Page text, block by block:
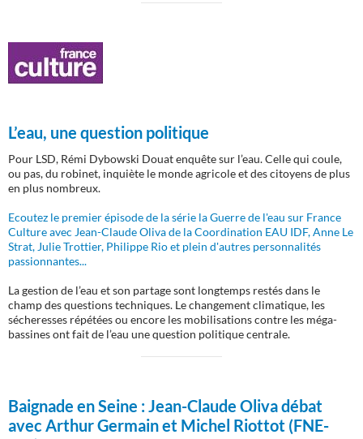
L’eau, une question politique
Pour LSD, Rémi Dybowski Douat enquête sur l’eau. Celle qui coule,
ou pas, du robinet, inquiète le monde agricole et des citoyens de plus
en plus nombreux.
Ecoutez le premier épisode de la série la Guerre de l'eau sur France
Culture avec Jean-Claude Oliva de la Coordination EAU IDF, Anne Le
Strat, Julie Trottier, Philippe Rio et plein d'autres personnalités
passionnantes...
La gestion de l’eau et son partage sont longtemps restés dans le
champ des questions techniques. Le changement climatique, les
sécheresses répétées ou encore les mobilisations contre les méga-
bassines ont fait de l’eau une question politique centrale.
Baignade en Seine :Jean-Claude Oliva débat
avec Arthur Germain et Michel Riottot (FNE-